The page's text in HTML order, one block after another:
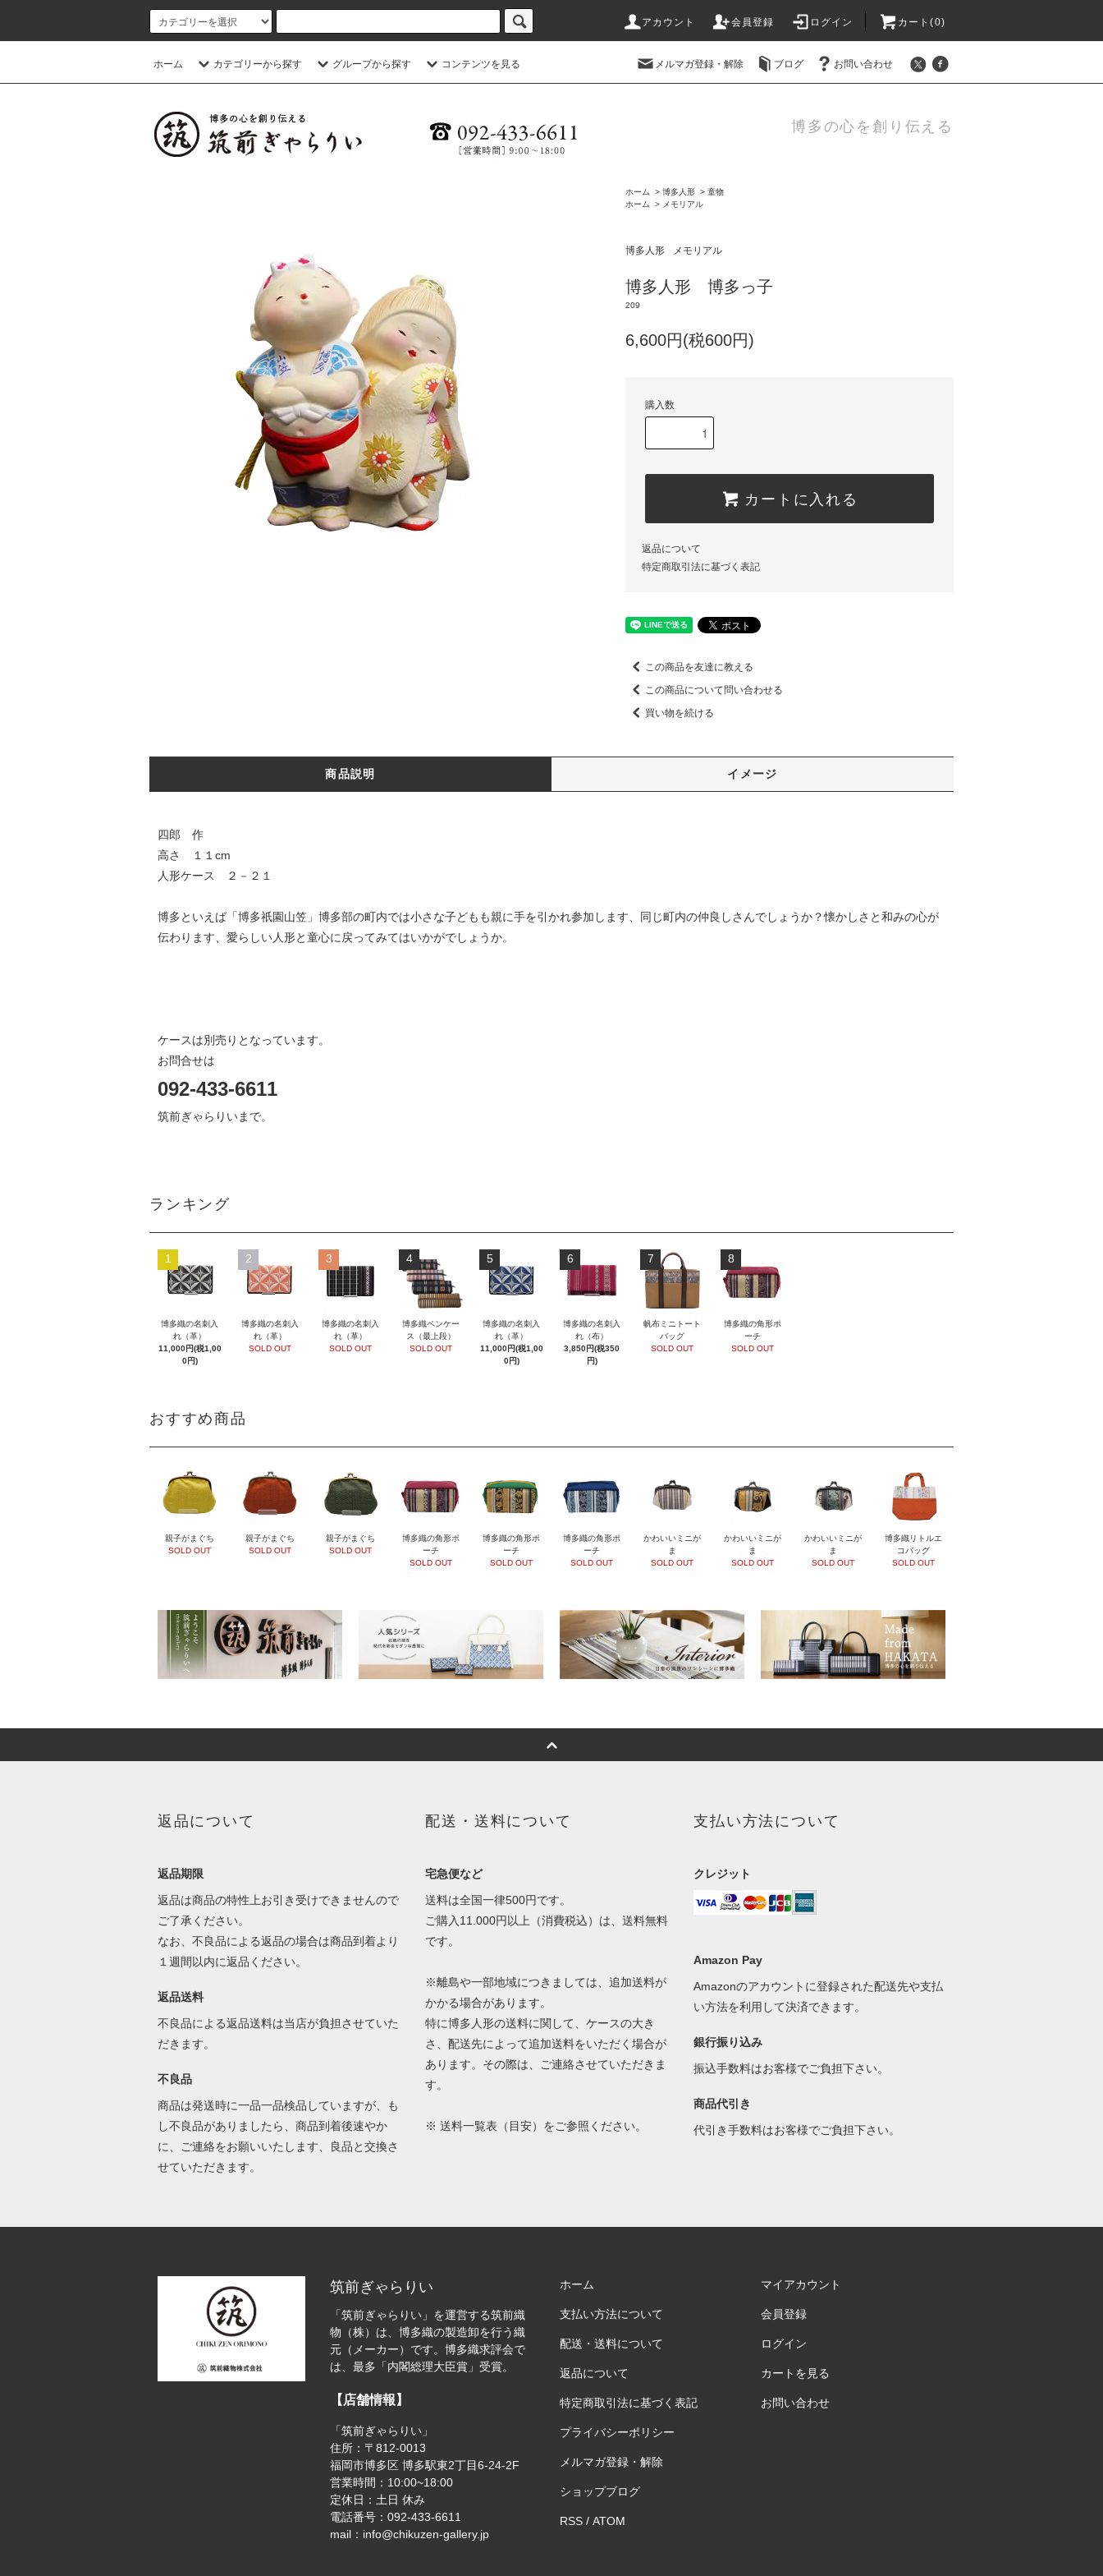
アカウント 会員登録 ログイン カート(0)
ホーム カテゴリーから探す グループから探す コンテンツを見る メルマガ登録・解除 ブログ お問い合わせ
博多の心を創り伝える
ホーム > 博多人形 > 童物
ホーム
> メモリアル
博多人形 メモリアル
博多人形 博多っ子
209
6,600円(税600円)
購入数
カートに入れる
返品について
特定商取引法に基づく表記
この商品を友達に教える
この商品について問い合わせる
買い物を続ける
商品説明 イメージ
四郎 作
高さ １１cm
人形ケース ２－２１
博多といえば「博多祇園山笠」博多部の町内では小さな子どもも親に手を引かれ参加します、同じ町内の仲良しさんでしょうか？懐かしさと和みの心が
伝わります、愛らしい人形と童心に戻ってみてはいかがでしょうか。
ケースは別売りとなっています。
お問合せは
092-433-6611
筑前ぎゃらりいまで。
ランキング
1
博多織の名刺入
れ（革）
11,000円(税1,00
0円)
2
博多織の名刺入
れ（革）
SOLD OUT
3
博多織の名刺入
れ（革）
SOLD OUT
4
博多織ペンケー
ス（最上段）
SOLD OUT
5
博多織の名刺入
れ（革）
11,000円(税1,00
0円)
6
博多織の名刺入
れ（布）
3,850円(税350
円)
7
帆布ミニトート
バッグ
SOLD OUT
8
博多織の角形ポ
ーチ
SOLD OUT
おすすめ商品
親子がまぐち
SOLD OUT
親子がまぐち
SOLD OUT
親子がまぐち
SOLD OUT
博多織の角形ポ
ーチ
SOLD OUT
博多織の角形ポ
ーチ
SOLD OUT
博多織の角形ポ
ーチ
SOLD OUT
かわいいミニが
ま
SOLD OUT
かわいいミニが
ま
SOLD OUT
かわいいミニが
ま
SOLD OUT
博多織リトルエ
コバッグ
SOLD OUT
返品について
返品期限
返品は商品の特性上お引き受けできませんので
ご了承ください。
なお、不良品による返品の場合は商品到着より
１週間以内に返品ください。
返品送料
不良品による返品送料は当店が負担させていた
だきます。
不良品
商品は発送時に一品一品検品していますが、も
し不良品がありましたら、商品到着後速やか
に、ご連絡をお願いいたします、良品と交換さ
せていただきます。
配送・送料について
宅急便など
送料は全国一律500円です。
ご購入11.000円以上（消費税込）は、送料無料
です。
※離島や一部地域につきましては、追加送料が
かかる場合があります。
特に博多人形の送料に関して、ケースの大き
さ、配送先によって追加送料をいただく場合が
あります。その際は、ご連絡させていただきま
す。
※送料一覧表（目安） をご参照ください。
支払い方法について
クレジット
Amazon Pay
Amazonのアカウントに登録された配送先や支払
い方法を利用して決済できます。
銀行振り込み
振込手数料はお客様でご負担下さい。
商品代引き
代引き手数料はお客様でご負担下さい。
筑前ぎゃらりい
「筑前ぎゃらりい」を運営する筑前織
物（株）は、博多織の製造卸を行う織
元（メーカー）です。博多織求評会で
は、最多「内閣総理大臣賞」受賞。
【店舗情報】
「筑前ぎゃらりい」
住所：〒812-0013
福岡市博多区 博多駅東2丁目6-24-2F
営業時間：10:00~18:00
定休日：土日 休み
電話番号：092-433-6611
mail：info@chikuzen-gallery.jp
ホーム
支払い方法について
配送・送料について
返品について
特定商取引法に基づく表記
プライバシーポリシー
メルマガ登録・解除
ショップブログ
RSS/ ATOM
マイアカウント
会員登録
ログイン
カートを見る
お問い合わせ